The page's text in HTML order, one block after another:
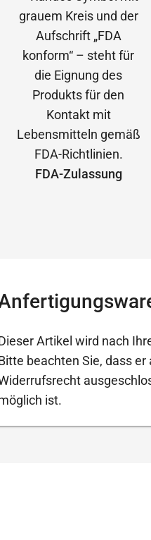
FDA-Zulassung
Artikel wird nach
beachten Sie, dass
ist.